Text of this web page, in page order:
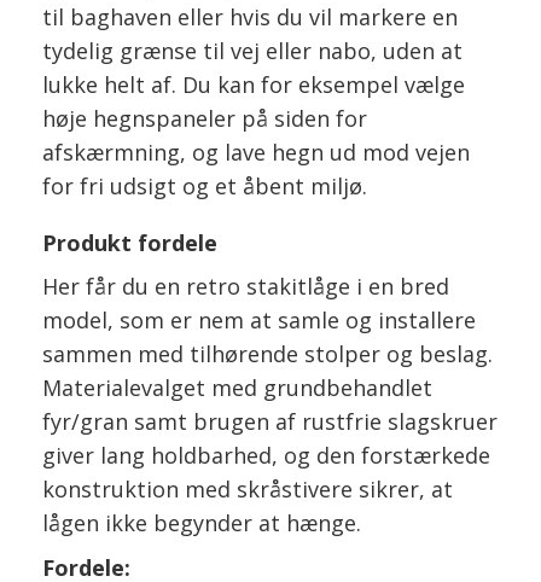
til baghaven eller hvis du vil markere en
tydelig grænse til vej eller nabo, uden at
lukke helt af. Du kan for eksempel vælge
høje hegnspaneler på siden for
afskærmning, og lave hegn ud mod vejen
for fri udsigt og et åbent miljø.
Produkt fordele
Her får du en retro stakitlåge i en bred
model, som er nem at samle og installere
sammen med tilhørende stolper og beslag.
Materialevalget med grundbehandlet
fyr/gran samt brugen af rustfrie slagskruer
giver lang holdbarhed, og den forstærkede
konstruktion med skråstivere sikrer, at
lågen ikke begynder at hænge.
Fordele: